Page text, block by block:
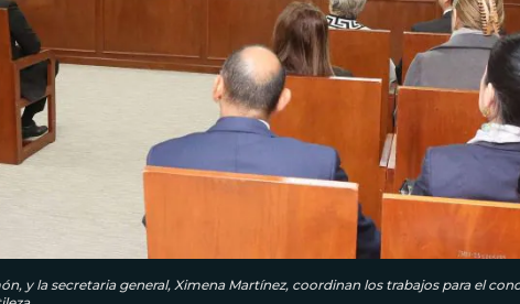
y la secretaria general, Ximena Martínez, coordinan los trabajos para el